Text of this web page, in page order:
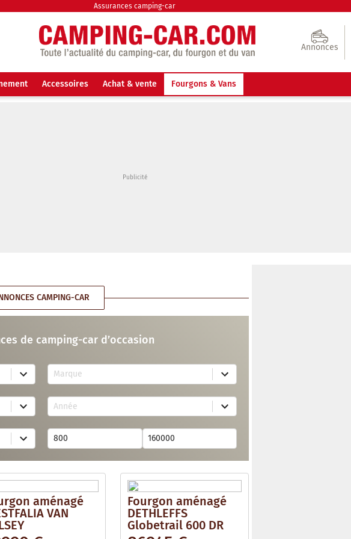
Assurances camping-car
Annonces
Accessoires Achat & vente Fourgons & Vans
CAMPING-CAR
de camping-car d’occasion
Marque
7
r
t
a
i
a
b
l
Année
2
r
e
t
s
a
v
a
i
l
aménagé
VAN
Fourgon aménagé
DETHLEFFS
Globetrail 600 DR